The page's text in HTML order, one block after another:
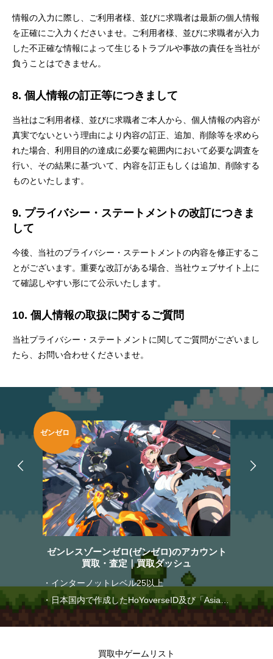
情報の入力に際し、ご利用者様、並びに求職者は最新の個人情報
を正確にご入力くださいませ。ご利用者様、並びに求職者が入力
した不正確な情報によって生じるトラブルや事故の責任を当社が
負うことはできません。
8. 個人情報の訂正等につきまして
当社はご利用者様、並びに求職者ご本人から、個人情報の内容が
真実でないという理由により内容の訂正、追加、削除等を求めら
れた場合、利用目的の達成に必要な範囲内において必要な調査を
行い、その結果に基づいて、内容を訂正もしくは追加、削除する
ものといたします。
9. プライバシー・ステートメントの改訂につきま
して
今後、当社のプライバシー・ステートメントの内容を修正するこ
とがございます。重要な改訂がある場合、当社ウェブサイト上に
て確認しやすい形にて公示いたします。
10. 個人情報の取扱に関するご質問
当社プライバシー・ステートメントに関してご質問がございまし
たら、お問い合わせくださいませ。
ゼンゼロ)のアカウント
及び「Asia」
FGO
FGOのアカウント買取・査定｜
・レベル140以上
・★5サーヴァントを65種類以上所
買取中ゲームリスト